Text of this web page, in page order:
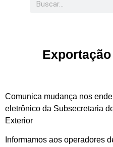
Exportação
Comunica mudança nos
eletrônico da Subsecretaria
Exterior
Informamos aos operadores